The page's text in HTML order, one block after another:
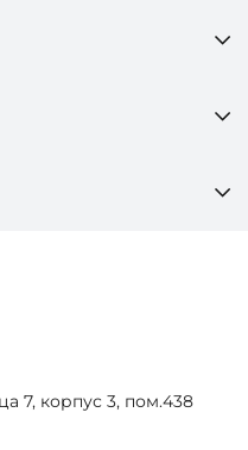
7, корпус 3, пом.438